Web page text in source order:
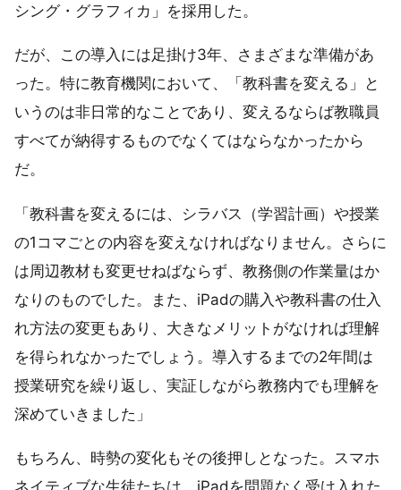
シング・グラフィカ」を採用した。
だが、この導入には足掛け3年、さまざまな準備があ
った。特に教育機関において、「教科書を変える」と
いうのは非日常的なことであり、変えるならば教職員
すべてが納得するものでなくてはならなかったから
だ。
「教科書を変えるには、シラバス（学習計画）や授業
の1コマごとの内容を変えなければなりません。さらに
は周辺教材も変更せねばならず、教務側の作業量はか
なりのものでした。また、iPadの購入や教科書の仕入
れ方法の変更もあり、大きなメリットがなければ理解
を得られなかったでしょう。導入するまでの2年間は
授業研究を繰り返し、実証しながら教務内でも理解を
深めていきました」
もちろん、時勢の変化もその後押しとなった。スマホ